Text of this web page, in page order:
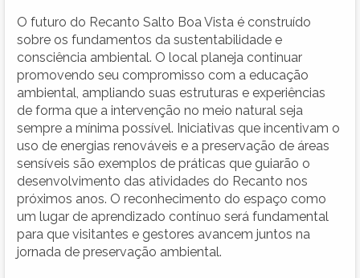
O futuro do Recanto Salto Boa Vista é construído
sobre os fundamentos da sustentabilidade e
consciência ambiental. O local planeja continuar
promovendo seu compromisso com a educação
ambiental, ampliando suas estruturas e experiências
de forma que a intervenção no meio natural seja
sempre a mínima possível. Iniciativas que incentivam o
uso de energias renováveis e a preservação de áreas
sensíveis são exemplos de práticas que guiarão o
desenvolvimento das atividades do Recanto nos
próximos anos. O reconhecimento do espaço como
um lugar de aprendizado contínuo será fundamental
para que visitantes e gestores avancem juntos na
jornada de preservação ambiental.